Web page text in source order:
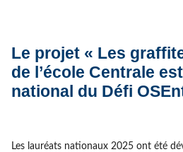
Le projet « Les
de l’école Centrale
national du Défi
Les lauréats nationaux 2025 ont été